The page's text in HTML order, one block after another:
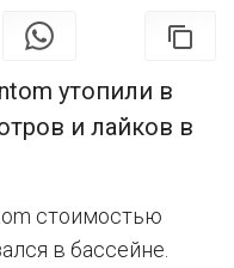
утопили в
и лайков в
стоимостью
в бассейне.